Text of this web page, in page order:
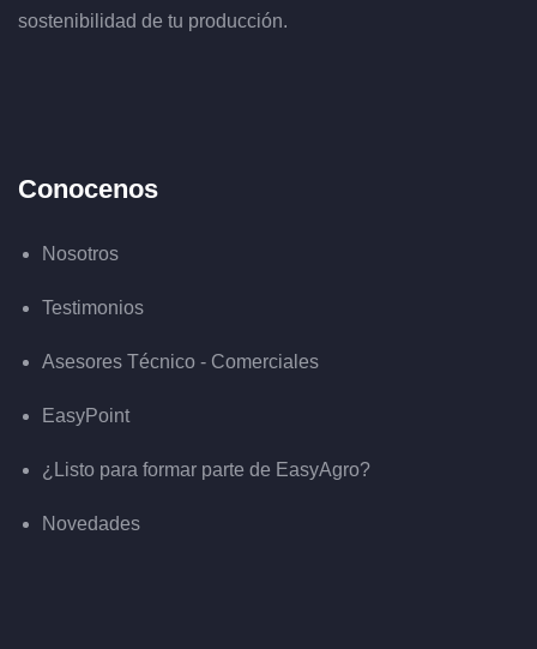
sostenibilidad de tu producción.
Conocenos
Nosotros
Testimonios
Asesores Técnico - Comerciales
EasyPoint
¿Listo para formar parte de EasyAgro?
Novedades